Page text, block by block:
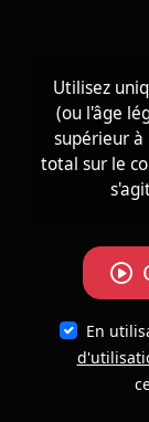
Utilisez
(ou l'âge
supérieur à
total sur le
En